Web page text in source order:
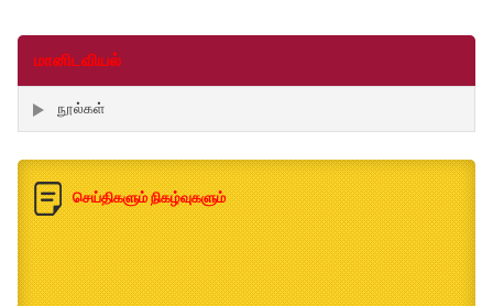
மானிடவியல்
நூல்கள்
செய்திகளும் நிகழ்வுகளும்